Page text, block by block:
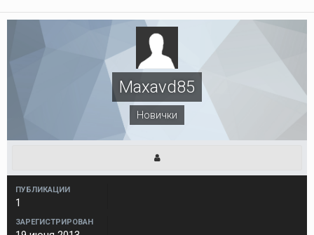
Maxavd85
Новички
ПУБЛИКАЦИИ
1
ЗАРЕГИСТРИРОВАН